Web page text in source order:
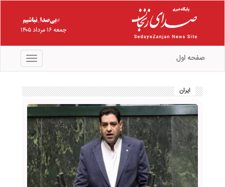
جمعه ۱۶ مرداد ۱۴۰۵
منو صفحه اول
ایران